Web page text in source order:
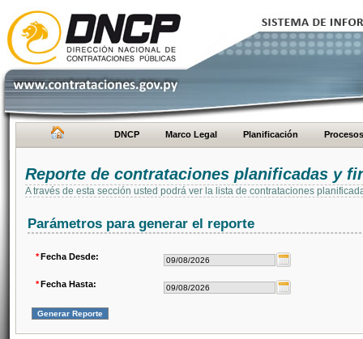
DNCP Marco Legal Planificación Procesos
Reporte de contrataciones planificadas y
A través de esta sección usted podrá ver la lista de contrataciones
Parámetros para generar el reporte
*Fecha Desde:
*Fecha Hasta: